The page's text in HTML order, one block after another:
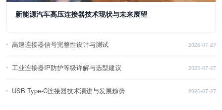
新能源汽车高压连接器技术现状与未来展望
高速连接器信号完整性设计与测试 2026-07-27
工业连接器IP防护等级详解与选型建议 2026-07-27
USB Type-C连接器技术演进与发展趋势 2026-07-27